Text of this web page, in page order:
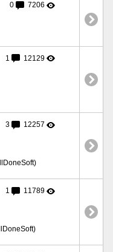
0 7206
1 12129
3 12257
1 11789